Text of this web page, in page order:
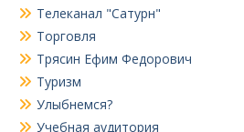
Телеканал "Сатурн"
Торговля
Трясин Ефим Федорович
Туризм
Улыбнемся?
Учебная аудитория